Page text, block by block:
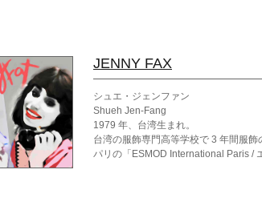
JENNY FAX
シュエ・ジェンファン
Shueh Jen-Fang
1979 年、台湾生まれ。
台湾の服飾専門高等学校で 3 年間服飾
パリの「ESMOD International Paris /